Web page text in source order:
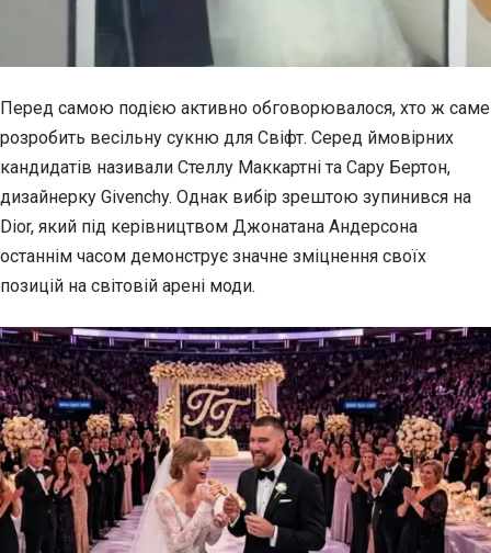
Перед самою подією активно обговорювалося, хто ж саме
розробить весільну сукню для Свіфт. Серед ймовірних
кандидатів називали Стеллу Маккартні та Сару Бертон,
дизайнерку Givenchy. Однак вибір зрештою зупинився на
Dior, який під керівництвом Джонатана Андерсона
останнім часом демонструє значне зміцнення своїх
позицій на світовій арені моди.